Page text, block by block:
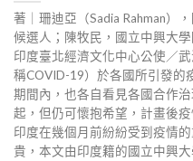
著｜珊迪亞（Sadia Rahman）
候選人；陳牧民，國立中興大
印度臺北經濟文化中心公使／
稱COVID-19）於各國所引發的
期間內，也各自看見各國合作
起，但仍可懷抱希望，計畫後
印度在幾個月前紛紛受到疫情
貴，本文由印度籍的國立中興